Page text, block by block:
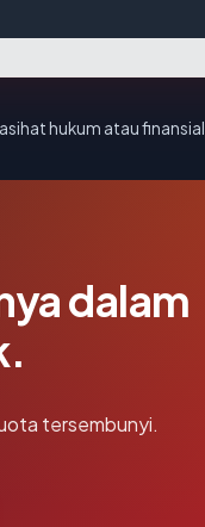
hukum atau finansial.
dalam
tersembunyi.